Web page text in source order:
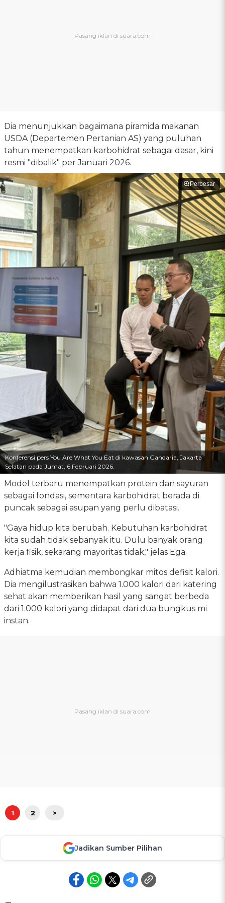
Dia menunjukkan bagaimana piramida makanan
USDA (Departemen Pertanian AS) yang puluhan
tahun menempatkan karbohidrat sebagai dasar, kini
resmi "dibalik" per Januari 2026.
Perbesar
Konferensi pers You Are What You Eat di kawasan Gandaria, Jakarta
Selatan pada Jumat, 6 Februari 2026.
Model terbaru menempatkan protein dan sayuran
sebagai fondasi, sementara karbohidrat berada di
puncak sebagai asupan yang perlu dibatasi.
"Gaya hidup kita berubah. Kebutuhan karbohidrat
kita sudah tidak sebanyak itu. Dulu banyak orang
kerja fisik, sekarang mayoritas tidak," jelas Ega.
Adhiatma kemudian membongkar mitos defisit kalori.
Dia mengilustrasikan bahwa 1.000 kalori dari katering
sehat akan memberikan hasil yang sangat berbeda
dari 1.000 kalori yang didapat dari dua bungkus mi
instan.
1 2 >
Jadikan Sumber Pilihan